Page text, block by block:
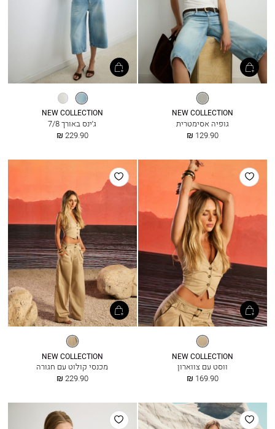
אופוויט
NEW COLLECTION
גופיה אסימטרית
החל
129.90 ₪
ג׳ינס
בהיר
שמנת
NEW COLLECTION
ג׳ינס באורך 7/8
החל
229.90 ₪
הוסף
למועדפים
קפה
NEW COLLECTION
ווסט עם צווארון
החל
169.90 ₪
הוסף
למועדפים
קפה
NEW COLLECTION
מכנסי קולוט עם חגורה
החל
229.90 ₪
הוסף
למועדפים
הוסף
למועדפים